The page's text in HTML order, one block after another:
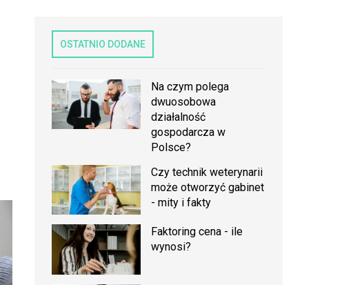
OSTATNIO DODANE
Na czym polega
dwuosobowa
działalność
gospodarcza w
Polsce?
Czy technik weterynarii
może otworzyć gabinet
- mity i fakty
Faktoring cena - ile
wynosi?